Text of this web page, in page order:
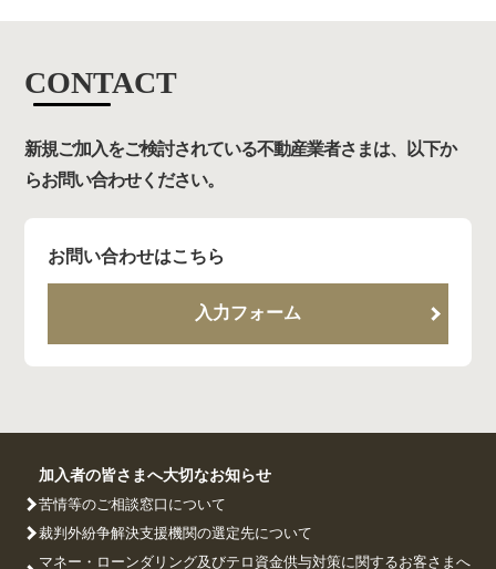
CONTACT
新規ご加入をご検討されている不動産業者さまは、以下か
らお問い合わせください。
お問い合わせはこちら
入力フォーム
加入者の皆さまへ大切なお知らせ
苦情等のご相談窓口について
裁判外紛争解決支援機関の選定先について
マネー・ローンダリング及びテロ資金供与対策に関するお客さまへ